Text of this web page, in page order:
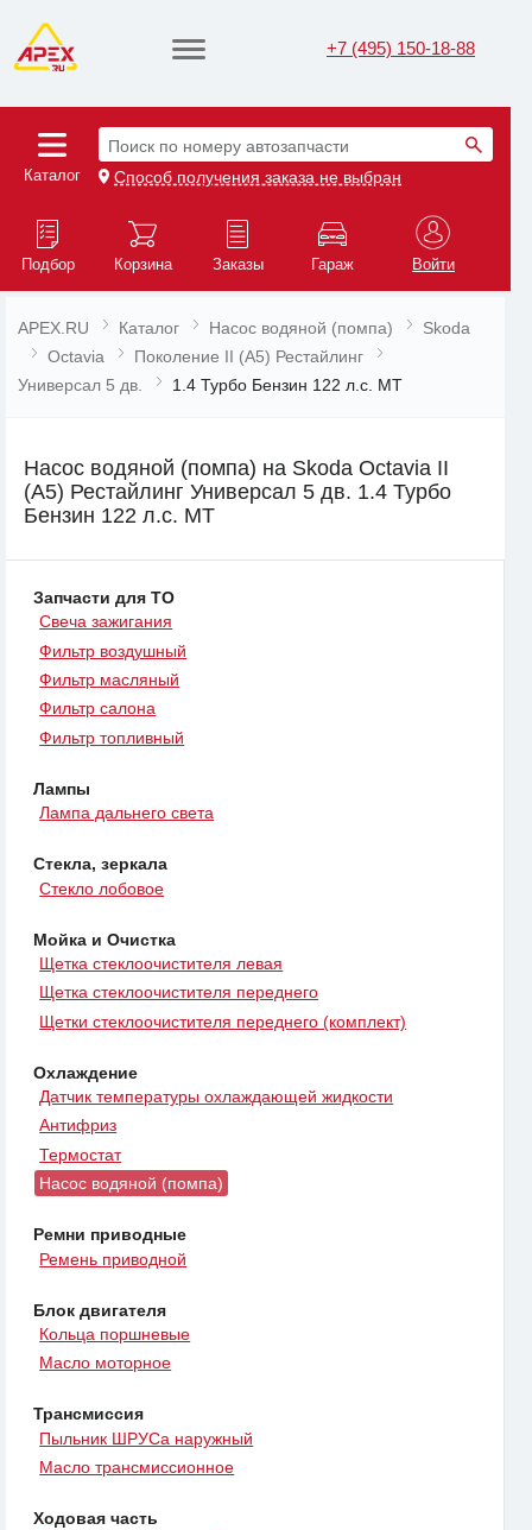
+7 (495) 150-18-88
Каталог
Поиск по номеру автозапчасти
Способ получения заказа не выбран
Подбор Корзина Заказы Гараж Войти
APEX.RU Каталог Насос водяной (помпа)
Skoda
Octavia
Поколение II (A5) Рестайлинг
Универсал 5 дв.
1.4 Турбо Бензин 122 л.с. MT
Насос водяной (помпа) на Skoda Octavia II
(A5) Рестайлинг Универсал 5 дв. 1.4 Турбо
Бензин 122 л.с. MT
Запчасти для ТО
Свеча зажигания
Фильтр воздушный
Фильтр масляный
Фильтр салона
Фильтр топливный
Лампы
Лампа дальнего света
Стекла, зеркала
Стекло лобовое
Мойка и Очистка
Щетка стеклоочистителя левая
Щетка стеклоочистителя переднего
Щетки стеклоочистителя переднего (комплект)
Охлаждение
Датчик температуры охлаждающей жидкости
Антифриз
Термостат
Насос водяной (помпа)
Ремни приводные
Ремень приводной
Блок двигателя
Кольца поршневые
Масло моторное
Трансмиссия
Пыльник ШРУСа наружный
Масло трансмиссионное
Ходовая часть